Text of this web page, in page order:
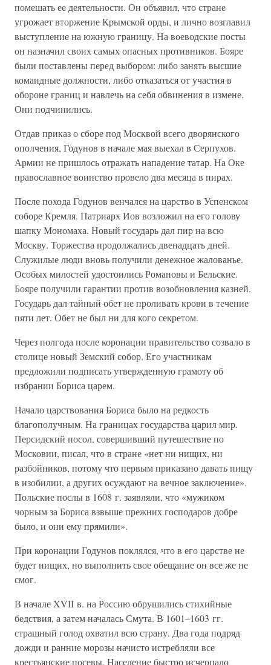
помешать ее деятельности. Он объявил, что стране
угрожает вторжение Крымской орды, и лично возглавил
выступление на южную границу. На воеводские посты
он назначил своих самых опасных противников. Бояре
были поставлены перед выбором: либо занять высшие
командные должности, либо отказаться от участия в
обороне границ и навлечь на себя обвинения в измене.
Они подчинились.
Отдав приказ о сборе под Москвой всего дворянского
ополчения, Годунов в начале мая выехал в Серпухов.
Армии не пришлось отражать нападение татар. На Оке
православное воинство провело два месяца в пирах.
После похода Годунов венчался на царство в Успенском
соборе Кремля. Патриарх Иов возложил на его голову
шапку Мономаха. Новый государь дал пир на всю
Москву. Торжества продолжались двенадцать дней.
Служилые люди вновь получили денежное жалованье.
Особых милостей удостоились Романовы и Бельские.
Бояре получили гарантии против возобновления казней.
Государь дал тайный обет не проливать крови в течение
пяти лет. Обет не был ни для кого секретом.
Через полгода после коронации правительство созвало в
столице новый Земский собор. Его участникам
предложили подписать утвержденную грамоту об
избрании Бориса царем.
Начало царствования Бориса было на редкость
благополучным. На границах государства царил мир.
Персидский посол, совершивший путешествие по
Московии, писал, что в стране «нет ни нищих, ни
разбойников, потому что первым приказано давать пищу
в изобилии, а других осуждают на вечное заключение».
Польские послы в 1608 г. заявляли, что «мужиком
чорным за Бориса взвыше прежних господаров добре
было, и они ему прямили».
При коронации Годунов поклялся, что в его царстве не
будет нищих, но выполнить свое обещание он все же не
смог.
В начале XVII в. на Россию обрушились стихийные
бедствия, а затем началась Смута. В 1601–1603 гг.
страшный голод охватил всю страну. Два года подряд
дожди и ранние морозы начисто истребляли все
крестьянские посевы. Население быстро исчерпало